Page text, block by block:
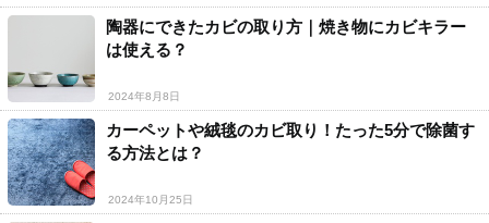
陶器にできたカビの取り方｜焼き物にカビキラー
は使える？
2024年8月8日
カーペットや絨毯のカビ取り！たった5分で除菌す
る方法とは？
2024年10月25日